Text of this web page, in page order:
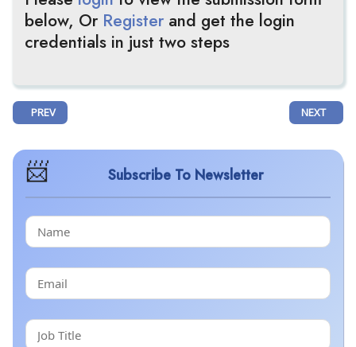
below, Or Register and get the login
credentials in just two steps
PREVIOUS ARTICLE: SAI LIFE SCIENCES AFSLUTTER FASE II AF
PREV NEXT
NEXT
Subscribe To Newsletter